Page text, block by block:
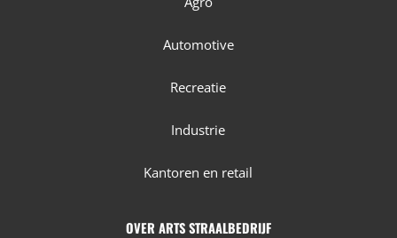
Automotive
Recreatie
Industrie
Kantoren en retail
OVER ARTS STRAALBEDRIJF